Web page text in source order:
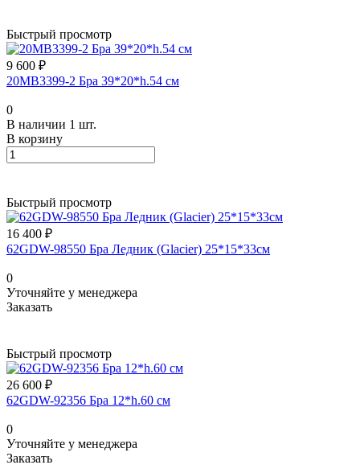
Быстрый просмотр
9 600 ₽
20MB3399-2 Бра 39*20*h.54 см
0
В наличии 1 шт.
В корзину
Быстрый просмотр
16 400 ₽
62GDW-98550 Бра Ледник (Glacier) 25*15*33см
0
Уточняйте у менеджера
Заказать
Быстрый просмотр
26 600 ₽
62GDW-92356 Бра 12*h.60 см
0
Уточняйте у менеджера
Заказать